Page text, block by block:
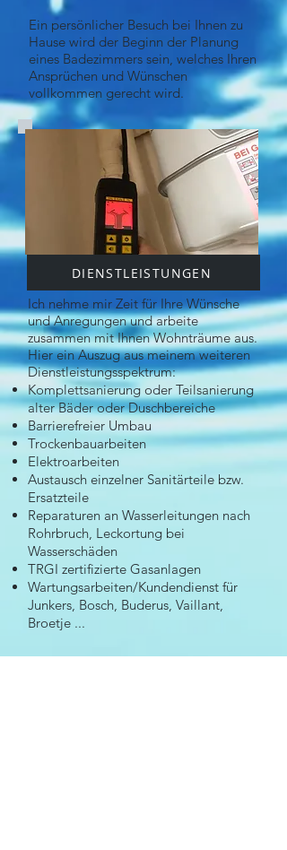
Ein persönlicher Besuch bei Ihnen zu
Hause wird der Beginn der Planung
eines Badezimmers sein, welches Ihren
Ansprüchen und Wünschen
vollkommen gerecht wird.
DIENSTLEISTUNGEN
Ich nehme mir Zeit für Ihre Wünsche
und Anregungen und arbeite
zusammen mit Ihnen Wohnträume aus.
Hier ein Auszug aus meinem weiteren
Dienstleistungsspektrum:
Komplettsanierung oder Teilsanierung
alter Bäder oder Duschbereiche
Barrierefreier Umbau
Trockenbauarbeiten
Elektroarbeiten
Austausch einzelner Sanitärteile bzw.
Ersatzteile
Reparaturen an Wasserleitungen nach
Rohrbruch, Leckortung bei
Wasserschäden
TRGI zertifizierte Gasanlagen
Wartungsarbeiten/Kundendienst für
Junkers, Bosch, Buderus, Vaillant,
Broetje ...